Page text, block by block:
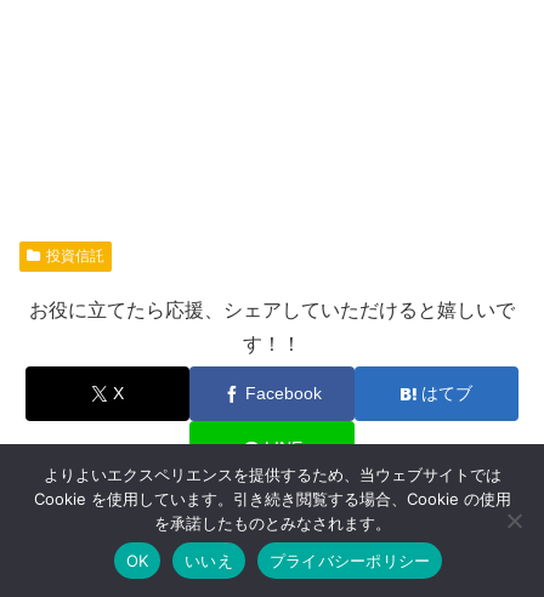
投資信託
お役に立てたら応援、シェアしていただけると嬉しいで
す！！
X Facebook はてブ
LINE
スポンサーリンク
ホーム 検索 トップ
よりよいエクスペリエンスを提供するため、当ウェブサイトでは
Cookie を使用しています。引き続き閲覧する場合、Cookie の使用
を承諾したものとみなされます。
OK
いいえ プライバシーポリシー